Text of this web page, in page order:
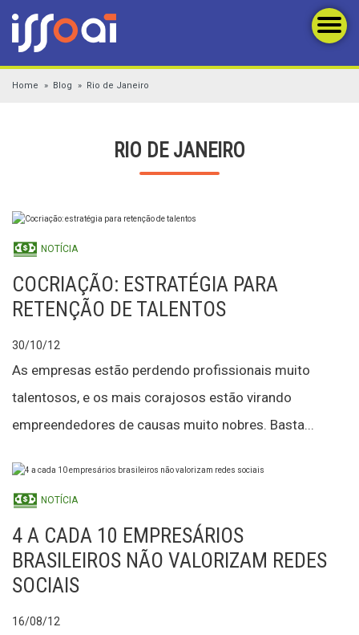
Home Blog Rio de Janeiro
RIO DE JANEIRO
NOTÍCIA
COCRIAÇÃO: ESTRATÉGIA PARA
RETENÇÃO DE TALENTOS
30/10/12
As empresas estão perdendo profissionais muito
talentosos, e os mais corajosos estão virando
empreendedores de causas muito nobres. Basta...
NOTÍCIA
4 A CADA 10 EMPRESÁRIOS
BRASILEIROS NÃO VALORIZAM REDES
SOCIAIS
16/08/12